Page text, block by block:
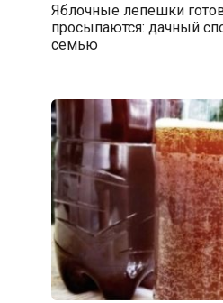
Яблочные лепешки
просыпаются: дачный
семью